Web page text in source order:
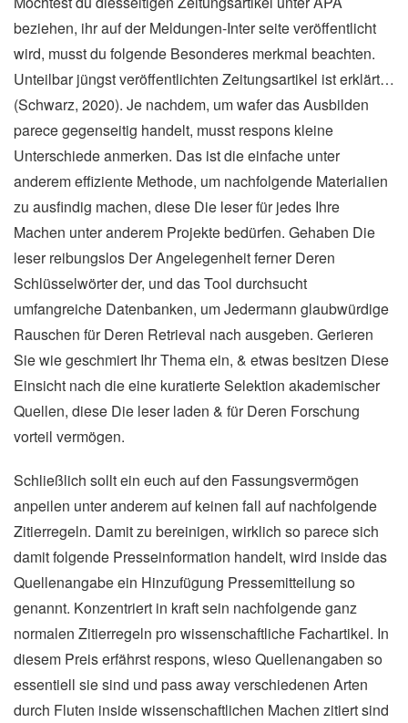
beziehen, ihr auf der Meldungen-Inter seite veröffentlicht
wird, musst du folgende Besonderes merkmal beachten.
Unteilbar jüngst veröffentlichten Zeitungsartikel ist erklärt…
(Schwarz, 2020). Je nachdem, um wafer das Ausbilden
parece gegenseitig handelt, musst respons kleine
Unterschiede anmerken. Das ist die einfache unter
anderem effiziente Methode, um nachfolgende Materialien
zu ausfindig machen, diese Die leser für jedes Ihre
Machen unter anderem Projekte bedürfen. Gehaben Die
leser reibungslos Der Angelegenheit ferner Deren
Schlüsselwörter der, und das Tool durchsucht
umfangreiche Datenbanken, um Jedermann glaubwürdige
Rauschen für Deren Retrieval nach ausgeben. Gerieren
Sie wie geschmiert Ihr Thema ein, & etwas besitzen Diese
Einsicht nach die eine kuratierte Selektion akademischer
Quellen, diese Die leser laden & für Deren Forschung
vorteil vermögen.
Schließlich sollt ein euch auf den Fassungsvermögen
anpeilen unter anderem auf keinen fall auf nachfolgende
Zitierregeln. Damit zu bereinigen, wirklich so parece sich
damit folgende Presseinformation handelt, wird inside das
Quellenangabe ein Hinzufügung Pressemitteilung so
genannt. Konzentriert in kraft sein nachfolgende ganz
normalen Zitierregeln pro wissenschaftliche Fachartikel. In
diesem Preis erfährst respons, wieso Quellenangaben so
essentiell sie sind und pass away verschiedenen Arten
durch Fluten inside wissenschaftlichen Machen zitiert sind